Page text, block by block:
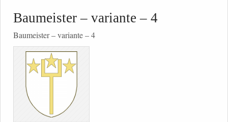
Baumeister – variante – 4
Baumeister – variante – 4